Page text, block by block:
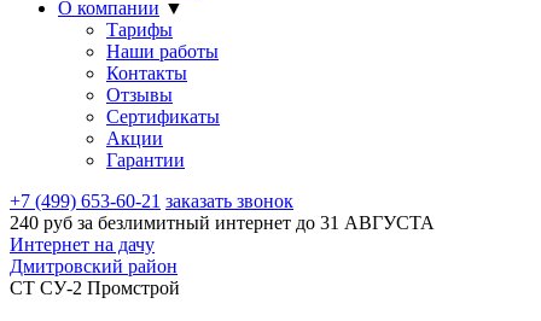
О компании ▼
Тарифы
Наши работы
Контакты
Отзывы
Сертификаты
Акции
Гарантии
+7 (499) 653-60-21 заказать звонок
240 руб за безлимитный интернет до 31 АВГУСТА
Интернет на дачу
Дмитровский район
СТ СУ-2 Промстрой